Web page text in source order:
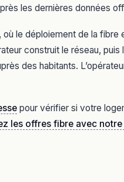
les dernières données
où le déploiement de la
construit le réseau,
des habitants.
pour vérifier si votre
les offres fibre avec